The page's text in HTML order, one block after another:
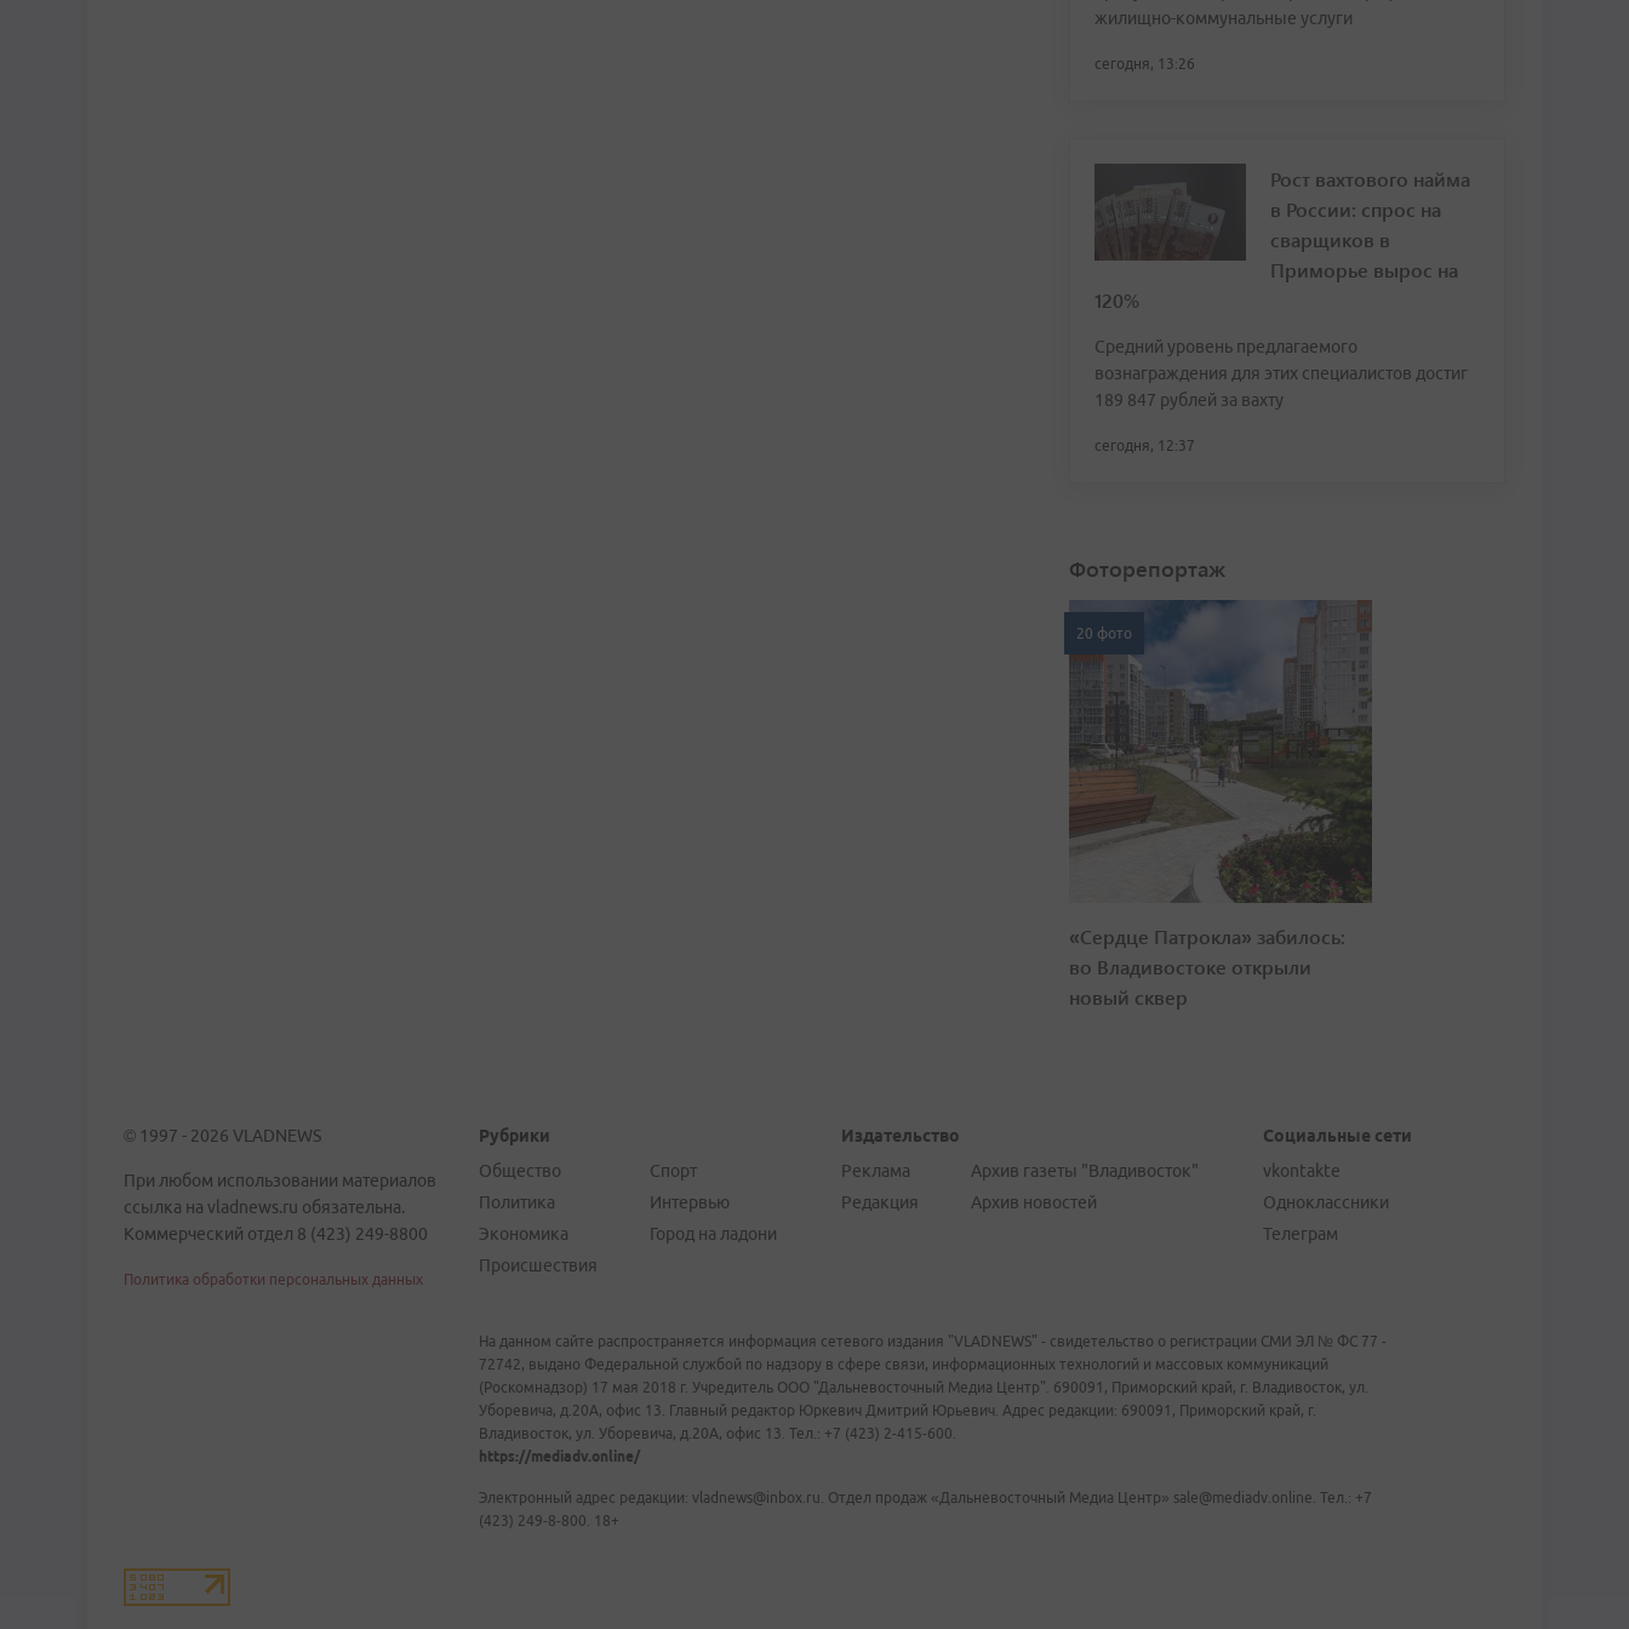
жилищно-коммунальные услуги
сегодня, 13:26
Рост вахтового найма
в России: спрос на
сварщиков в
Приморье вырос на
120%
Средний уровень предлагаемого
вознаграждения для этих специалистов достиг
189 847 рублей за вахту
сегодня, 12:37
Фоторепортаж
20 фото
«Сердце Патрокла» забилось:
во Владивостоке открыли
новый сквер
© 1997 - 2026 VLADNEWS
При любом использовании материалов
ссылка на vladnews.ru обязательна.
Коммерческий отдел 8 (423) 249-8800
Политика обработки персональных данных
Рубрики
Общество
Политика
Экономика
Происшествия
Спорт
Интервью
Город на ладони
Издательство
Реклама
Редакция
Архив газеты "Владивосток"
Архив новостей
Социальные сети
vkontakte
Одноклассники
Телеграм
На данном сайте распространяется информация сетевого издания "VLADNEWS" - свидетельство о регистрации СМИ ЭЛ № ФС 77 -
72742, выдано Федеральной службой по надзору в сфере связи, информационных технологий и массовых коммуникаций
(Роскомнадзор) 17 мая 2018 г. Учредитель ООО "Дальневосточный Медиа Центр". 690091, Приморский край, г. Владивосток, ул.
Уборевича, д.20А, офис 13. Главный редактор Юркевич Дмитрий Юрьевич. Адрес редакции: 690091, Приморский край, г.
Владивосток, ул. Уборевича, д.20А, офис 13. Тел.: +7 (423) 2-415-600.
https://mediadv.online/
Электронный адрес редакции: vladnews@inbox.ru. Отдел продаж «Дальневосточный Медиа Центр» sale@mediadv.online. Тел.: +7
(423) 249-8-800. 18+